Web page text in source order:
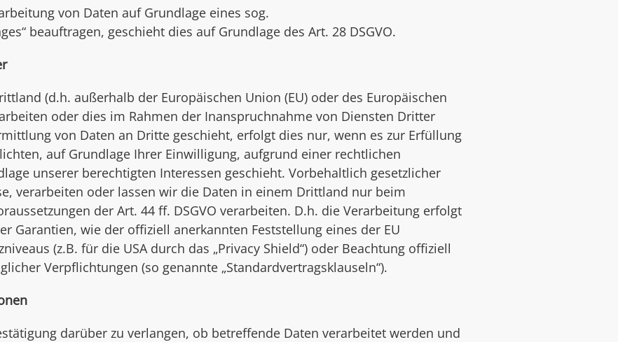
von Daten auf Grundlage eines sog.
beauftragen, geschieht dies auf Grundlage des Art. 28 DSGVO.
(d.h. außerhalb der Europäischen Union (EU) oder des Europäischen
oder dies im Rahmen der Inanspruchnahme von Diensten Dritter
von Daten an Dritte geschieht, erfolgt dies nur, wenn es zur Erfüllung
auf Grundlage Ihrer Einwilligung, aufgrund einer rechtlichen
unserer berechtigten Interessen geschieht. Vorbehaltlich gesetzlicher
verarbeiten oder lassen wir die Daten in einem Drittland nur beim
der Art. 44 ff. DSGVO verarbeiten. D.h. die Verarbeitung erfolgt
Garantien, wie der offiziell anerkannten Feststellung eines der EU
(z.B. für die USA durch das „Privacy Shield“) oder Beachtung offiziell
Verpflichtungen (so genannte „Standardvertragsklauseln“).
darüber zu verlangen, ob betreffende Daten verarbeitet werden und